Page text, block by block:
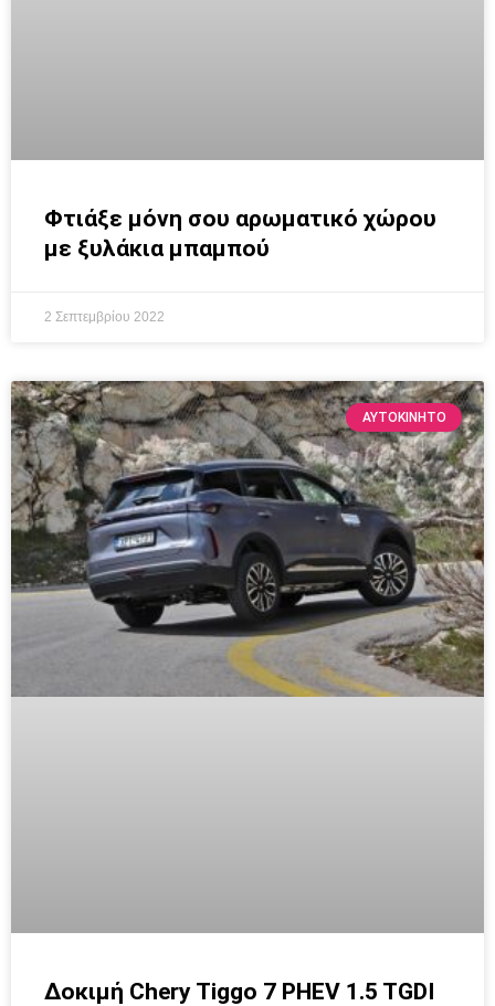
Φτιάξε μόνη σου αρωματικό χώρου
με ξυλάκια μπαμπού
2 Σεπτεμβρίου 2022
ΑΥΤΟΚΙΝΗΤΟ
Δοκιμή Chery Tiggo 7 PHEV 1.5 TGDI